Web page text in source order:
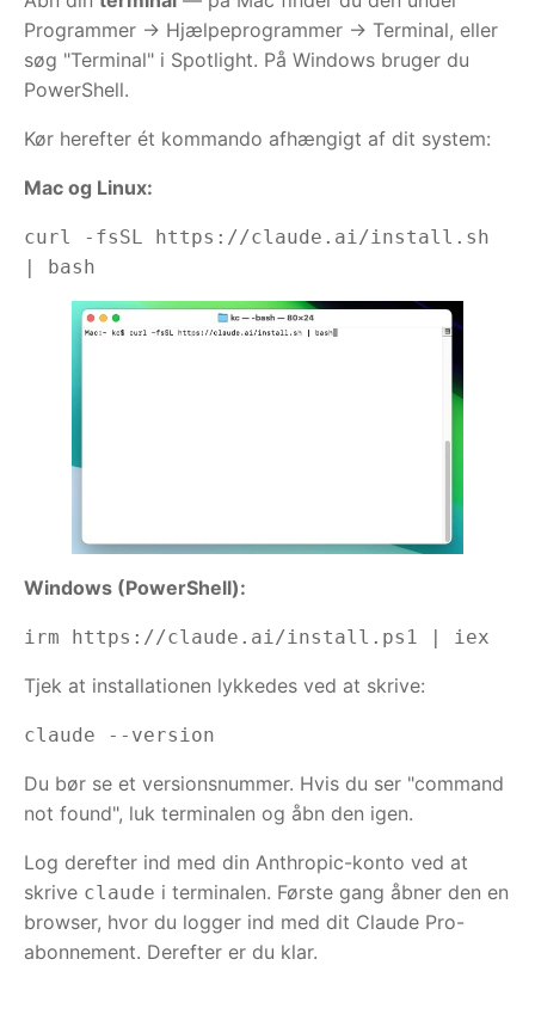
Programmer → Hjælpeprogrammer → Terminal, eller
søg "Terminal" i Spotlight. På Windows bruger du
PowerShell.
Kør herefter ét kommando afhængigt af dit system:
Mac og Linux:
curl -fsSL https://claude.ai/install.sh
| bash
Windows (PowerShell):
irm https://claude.ai/install.ps1 | iex
Tjek at installationen lykkedes ved at skrive:
claude --version
Du bør se et versionsnummer. Hvis du ser "command
not found", luk terminalen og åbn den igen.
Log derefter ind med din Anthropic-konto ved at
skrive claude i terminalen. Første gang åbner den en
browser, hvor du logger ind med dit Claude Pro-
abonnement. Derefter er du klar.